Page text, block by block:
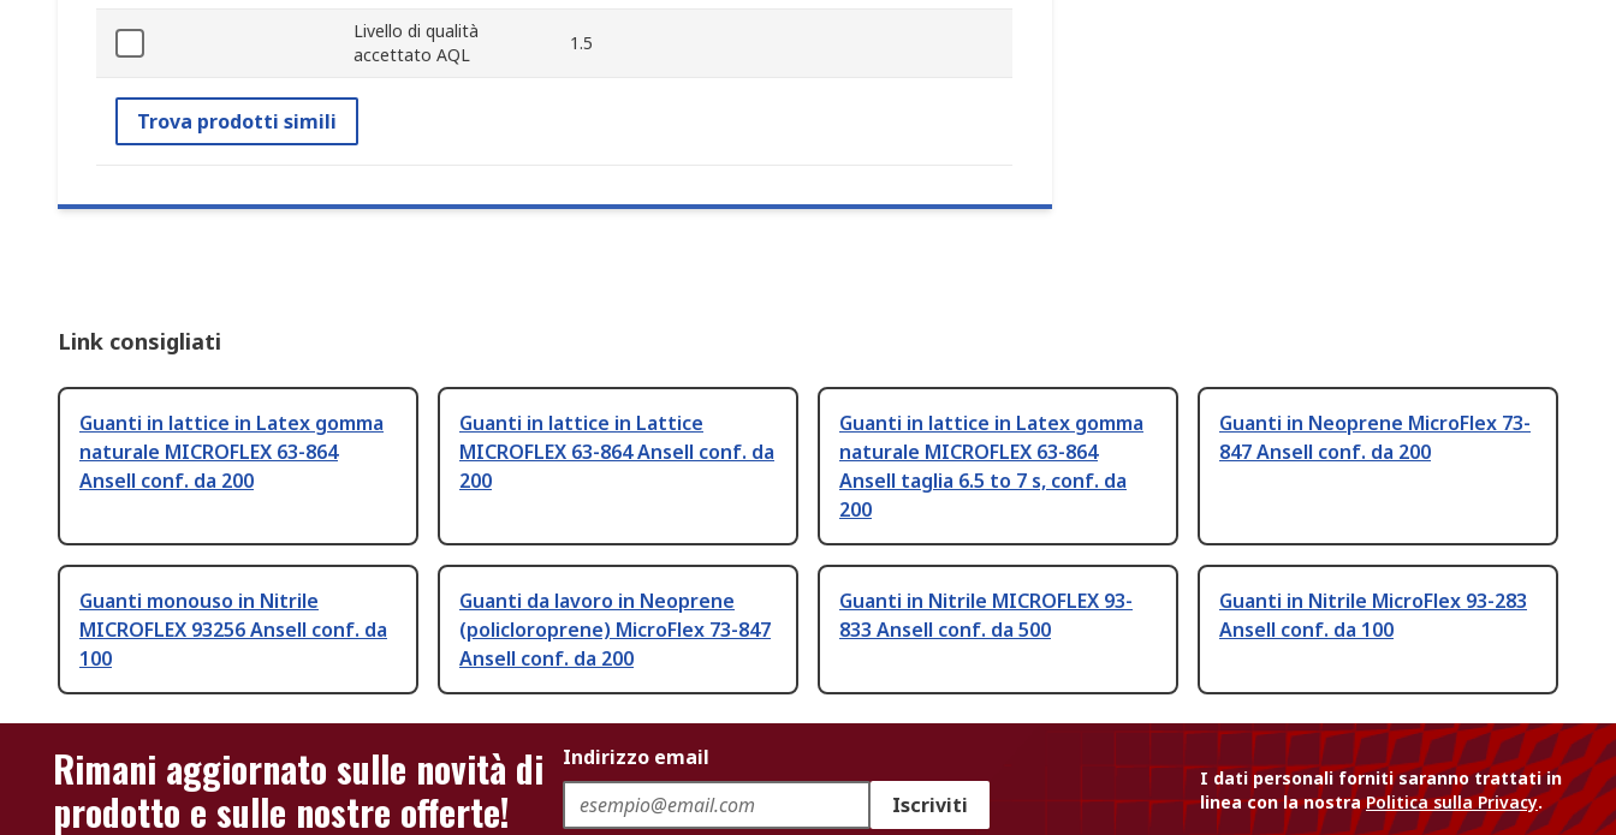
Livello di qualità
accettato AQL
1.5
Trova prodotti simili
Link consigliati
Guanti in lattice in Latex gomma
naturale MICROFLEX 63-864
Ansell conf. da 200
Guanti in lattice in Lattice
MICROFLEX 63-864 Ansell conf. da
200
Guanti in lattice in Latex gomma
naturale MICROFLEX 63-864
Ansell taglia 6.5 to 7 s, conf. da
200
Guanti in Neoprene MicroFlex 73-
847 Ansell conf. da 200
Guanti monouso in Nitrile
MICROFLEX 93256 Ansell conf. da
100
Guanti da lavoro in Neoprene
(policloroprene) MicroFlex 73-847
Ansell conf. da 200
Guanti in Nitrile MICROFLEX 93-
833 Ansell conf. da 500
Guanti in Nitrile MicroFlex 93-283
Ansell conf. da 100
Rimani aggiornato sulle novità di
prodotto e sulle nostre offerte!
Indirizzo email
Iscriviti
I dati personali forniti saranno trattati in
linea con la nostraPolitica sulla Privacy.